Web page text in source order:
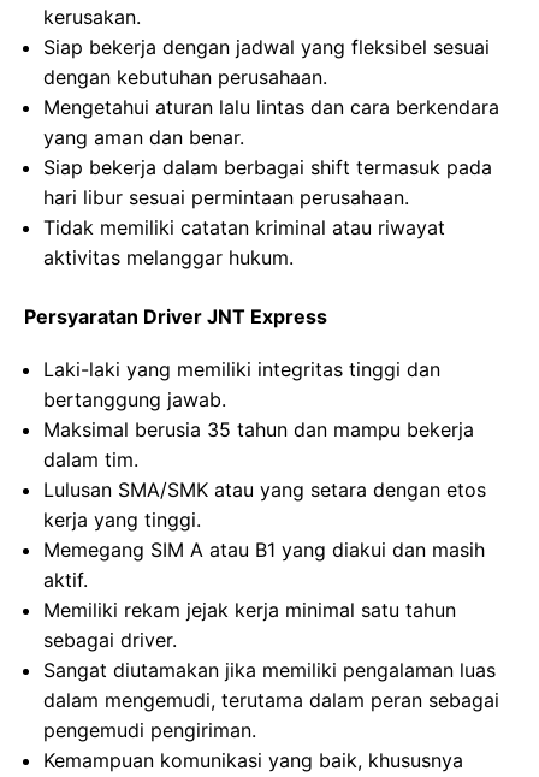
kerusakan.
Siap bekerja dengan jadwal yang fleksibel sesuai
dengan kebutuhan perusahaan.
Mengetahui aturan lalu lintas dan cara berkendara
yang aman dan benar.
Siap bekerja dalam berbagai shift termasuk pada
hari libur sesuai permintaan perusahaan.
Tidak memiliki catatan kriminal atau riwayat
aktivitas melanggar hukum.
Persyaratan Driver JNT Express
Laki-laki yang memiliki integritas tinggi dan
bertanggung jawab.
Maksimal berusia 35 tahun dan mampu bekerja
dalam tim.
Lulusan SMA/SMK atau yang setara dengan etos
kerja yang tinggi.
Memegang SIM A atau B1 yang diakui dan masih
aktif.
Memiliki rekam jejak kerja minimal satu tahun
sebagai driver.
Sangat diutamakan jika memiliki pengalaman luas
dalam mengemudi, terutama dalam peran sebagai
pengemudi pengiriman.
Kemampuan komunikasi yang baik, khususnya